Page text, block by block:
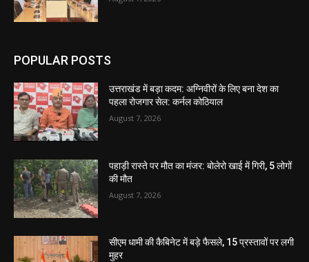
POPULAR POSTS
उत्तराखंड में बड़ा कदम: अग्निवीरों के लिए बना देश का
पहला रोजगार सेल: कर्नल कोठियाल
August 7, 2026
पहाड़ी रास्ते पर मौत का मंजर: बोलेरो खाई में गिरी, 5 लोगों
की मौत
August 7, 2026
सीएम धामी की कैबिनेट में बड़े फैसले, 15 प्रस्तावों पर लगी
मुहर